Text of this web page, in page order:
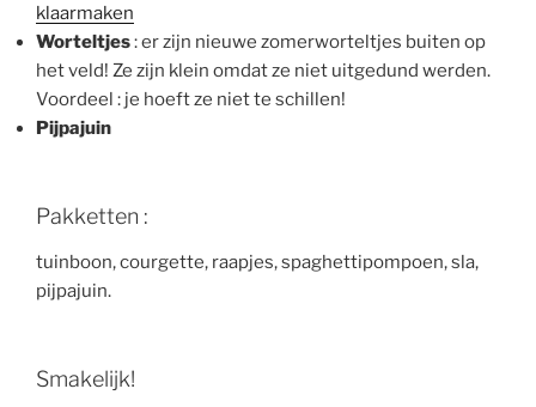
klaarmaken
Worteltjes: er zijn nieuwe zomerworteltjes buiten op
het veld! Ze zijn klein omdat ze niet uitgedund werden.
Voordeel : je hoeft ze niet te schillen!
Pijpajuin
Pakketten :
tuinboon, courgette, raapjes, spaghettipompoen, sla,
pijpajuin.
Smakelijk!